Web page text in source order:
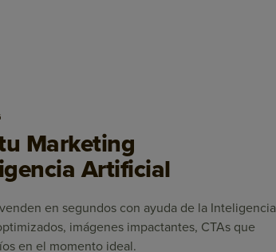
Marketing
Artificial
en segundos con ayuda de la Inteligencia
imágenes impactantes, CTAs que
en el momento ideal.